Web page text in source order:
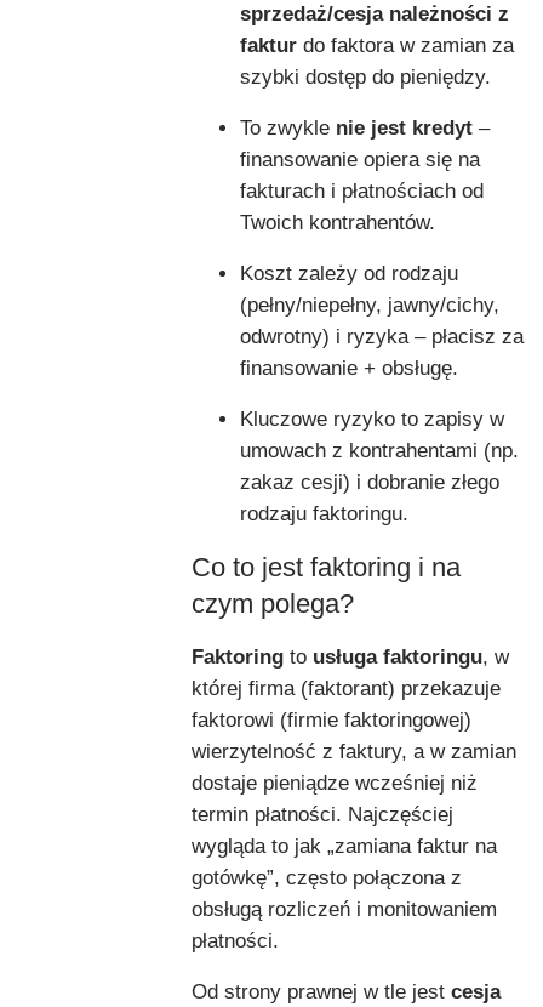
sprzedaż/cesja należności z
faktur do faktora w zamian za
szybki dostęp do pieniędzy.
To zwykle nie jest kredyt –
finansowanie opiera się na
fakturach i płatnościach od
Twoich kontrahentów.
Koszt zależy od rodzaju
(pełny/niepełny, jawny/cichy,
odwrotny) i ryzyka – płacisz za
finansowanie + obsługę.
Kluczowe ryzyko to zapisy w
umowach z kontrahentami (np.
zakaz cesji) i dobranie złego
rodzaju faktoringu.
Co to jest faktoring i na
czym polega?
Faktoring to usługa faktoringu, w
której firma (faktorant) przekazuje
faktorowi (firmie faktoringowej)
wierzytelność z faktury, a w zamian
dostaje pieniądze wcześniej niż
termin płatności. Najczęściej
wygląda to jak „zamiana faktur na
gotówkę”, często połączona z
obsługą rozliczeń i monitowaniem
płatności.
Od strony prawnej w tle jest cesja